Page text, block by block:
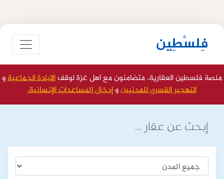
فِلسْطِين
منصة فلسطين العقارية، متضامنون مع اهل غزة لوقفالابادة الجماعيةو
التهجير القسري للمدنيينوإدخال المساعدات الإنسانية.
إبحث عن عقار …